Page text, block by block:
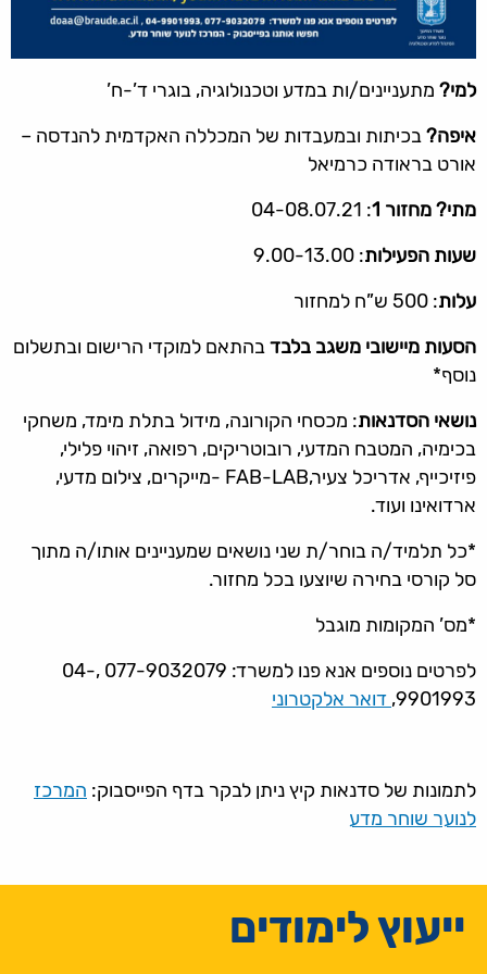
למי? מתעניינים/ות במדע וטכנולוגיה, בוגרי ד’-ח’
איפה?בכיתות ובמעבדות של המכללה האקדמית להנדסה –
אורט בראודה כרמיאל
מתי?מחזור 1
: 04-08.07.21
שעות הפעילות: 9.00-13.00
עלות: 500 ש”ח למחזור
הסעות מיישובי משגב בלבדבהתאם למוקדי הרישום ובתשלום
נוסף*
נושאי הסדנאות: מכסחי הקורונה, מידול בתלת מימד, משחקי
בכימיה, המטבח המדעי, רובוטריקים, רפואה, זיהוי פלילי,
פיזיכייף, אדריכל צעיר,FAB-LAB -מייקרים, צילום מדעי,
ארדואינו ועוד.
*כל תלמיד/ה בוחר/ת שני נושאים שמעניינים אותו/ה מתוך
סל קורסי בחירה שיוצעו בכל מחזור.
*מס’ המקומות מוגבל
לפרטים נוספים אנא פנו למשרד: 077-9032079 ,04-
9901993, דואר אלקטרוני
לתמונות של סדנאות קיץ ניתן לבקר בדף הפייסבוק: המרכז
לנוער שוחר מדע
ייעוץ לימודים